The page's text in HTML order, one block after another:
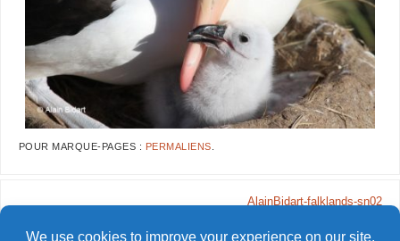
POUR MARQUE-PAGES : PERMALIENS
AlainBidart-falklands-sn02